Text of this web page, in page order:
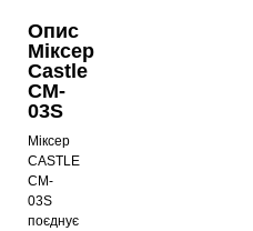
Опис
Міксер
Castle
CM-
03S
Міксер
CASTLE
CM-
03S
поєднує